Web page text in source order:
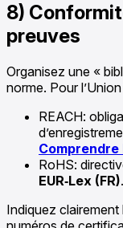
8)
preuves
Organisez une «
norme. Pour
REACH:
Comprendre
RoHS:
EUR‑Lex (FR).
Indiquez